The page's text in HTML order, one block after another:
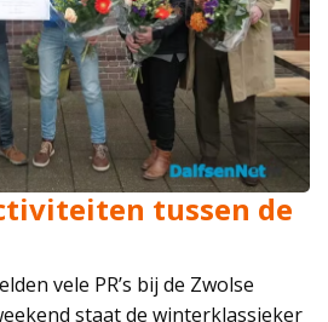
tussen de
vele PR’s bij de Zwolse
staat de winterklassieker